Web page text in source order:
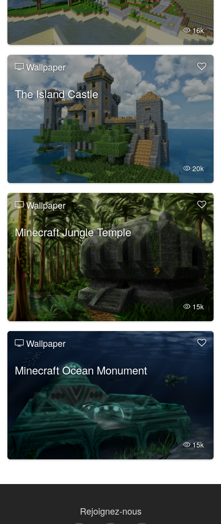
16k
Wallpaper
The Island Castle
20k
Wallpaper
Minecraft Jungle Temple
15k
Wallpaper
Minecraft Ocean Monument
15k
Rejoignez-nous